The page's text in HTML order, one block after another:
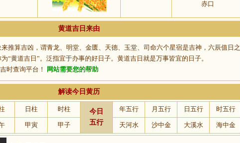
赤口
黄道吉日来由
来推算吉凶，谓青龙、明堂、金匮、天德、玉堂、司命六个星宿是吉神，六辰值日之
“黄道吉日 ”。泛指宜于办事的好日子。黄道吉日就是万事皆宜的日子。
时查询平台！
网站需要您的帮助
解读今日黄历
日柱 时柱
今日
五行
年五行 月五行 日五行 时五行
甲寅 甲子 天河水 沙中金 大溪水 海中金